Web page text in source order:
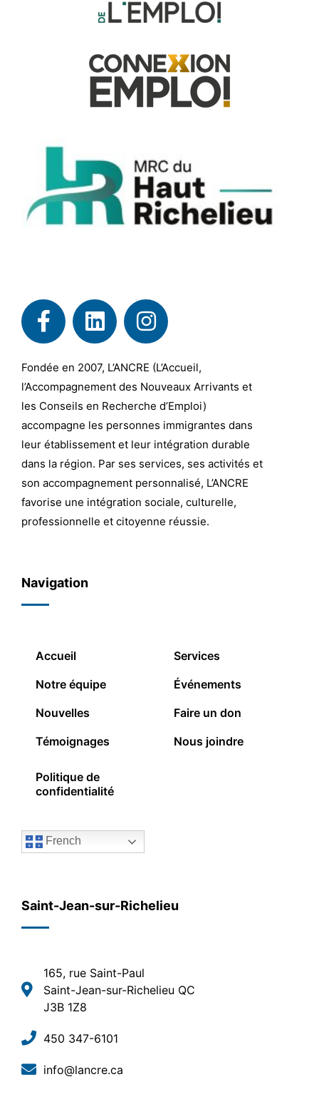
Fondée en 2007, L’ANCRE (L’Accueil,
l’Accompagnement des Nouveaux Arrivants et
les Conseils en Recherche d’Emploi)
accompagne les personnes immigrantes dans
leur établissement et leur intégration durable
dans la région. Par ses services, ses activités et
son accompagnement personnalisé, L’ANCRE
favorise une intégration sociale, culturelle,
professionnelle et citoyenne réussie.
Navigation
Accueil
Notre équipe
Nouvelles
Témoignages
Services
Événements
Faire un don
Nous joindre
Politique de
confidentialité
French
Saint-Jean-sur-Richelieu
165, rue Saint-Paul
Saint-Jean-sur-Richelieu QC
J3B 1Z8
450 347-6101
info@lancre.ca